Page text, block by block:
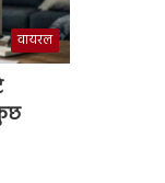
वायरल